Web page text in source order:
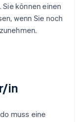
können einen
wenn Sie noch
in
muss eine